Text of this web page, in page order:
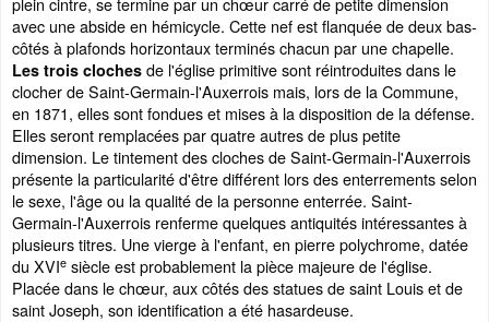
avec une abside en hémicycle. Cette nef est flanquée de deux bas-
côtés à plafonds horizontaux terminés chacun par une chapelle.
Les trois cloches de l'église primitive sont réintroduites dans le
clocher de Saint-Germain-l'Auxerrois mais, lors de la Commune,
en 1871, elles sont fondues et mises à la disposition de la défense.
Elles seront remplacées par quatre autres de plus petite
dimension. Le tintement des cloches de Saint-Germain-l'Auxerrois
présente la particularité d'être différent lors des enterrements selon
le sexe, l'âge ou la qualité de la personne enterrée. Saint-
Germain-l'Auxerrois renferme quelques antiquités intéressantes à
plusieurs titres. Une vierge à l'enfant, en pierre polychrome, datée
du XVIe siècle est probablement la pièce majeure de l'église.
Placée dans le chœur, aux côtés des statues de saint Louis et de
saint Joseph, son identification a été hasardeuse.